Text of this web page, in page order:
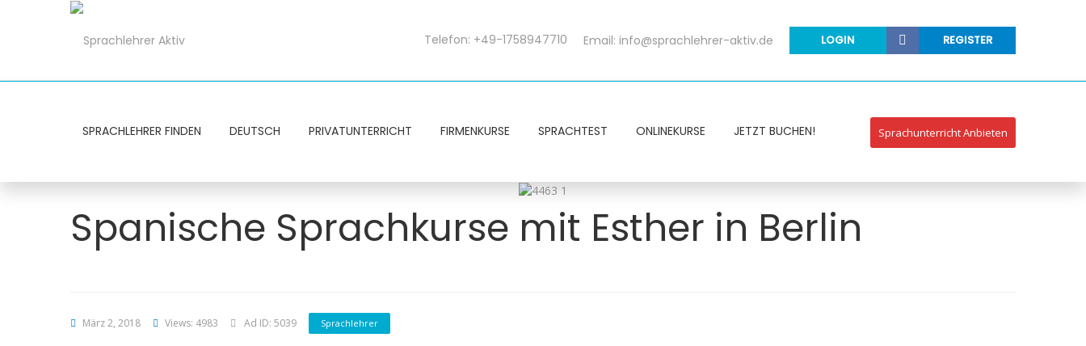
LOGIN REGISTER
Telefon: +49-1758947710 Email: info@sprachlehrer-aktiv.de
SPRACHLEHRER FINDEN DEUTSCH PRIVATUNTERRICHT FIRMENKURSE SPRACHTEST ONLINEKURSE JETZT BUCHEN! Sprachunterricht Anbieten
Spanische Sprachkurse mit Esther in Berlin
März 2, 2018 Views: 4983 Ad ID: 5039 Sprachlehrer